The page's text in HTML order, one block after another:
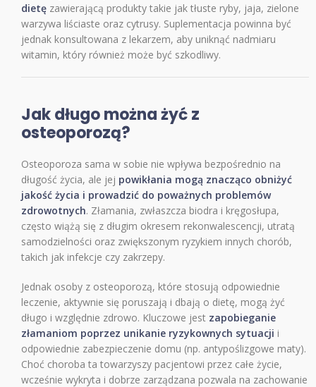
dietę zawierającą produkty takie jak tłuste ryby, jaja, zielone
warzywa liściaste oraz cytrusy. Suplementacja powinna być
jednak konsultowana z lekarzem, aby uniknąć nadmiaru
witamin, który również może być szkodliwy.
Jak długo można żyć z
osteoporozą?
Osteoporoza sama w sobie nie wpływa bezpośrednio na
długość życia, ale jej powikłania mogą znacząco obniżyć
jakość życia i prowadzić do poważnych problemów
zdrowotnych. Złamania, zwłaszcza biodra i kręgosłupa,
często wiążą się z długim okresem rekonwalescencji, utratą
samodzielności oraz zwiększonym ryzykiem innych chorób,
takich jak infekcje czy zakrzepy.
Jednak osoby z osteoporozą, które stosują odpowiednie
leczenie, aktywnie się poruszają i dbają o dietę, mogą żyć
długo i względnie zdrowo. Kluczowe jest zapobieganie
złamaniom poprzez unikanie ryzykownych sytuacji i
odpowiednie zabezpieczenie domu (np. antypoślizgowe maty).
Choć choroba ta towarzyszy pacjentowi przez całe życie,
wcześnie wykryta i dobrze zarządzana pozwala na zachowanie